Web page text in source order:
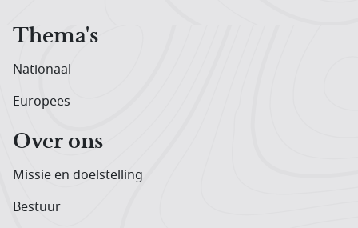
Thema's
Nationaal
Europees
Over ons
Missie en doelstelling
Bestuur